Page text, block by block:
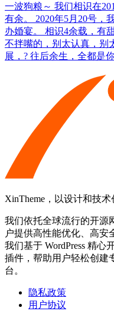
一波狗粮～ 我们相识在
有余。 2020年5月20号，
办婚宴。 相识4余载，有
不拌嘴的，别太认真，别
展，? 往后余生，全都是
XinTheme，以设计和技术
我们依托全球流行的开源
户提供高性能优化、高安
我们基于 WordPress 精心
插件，帮助用户轻松创建
台。
隐私政策
用户协议